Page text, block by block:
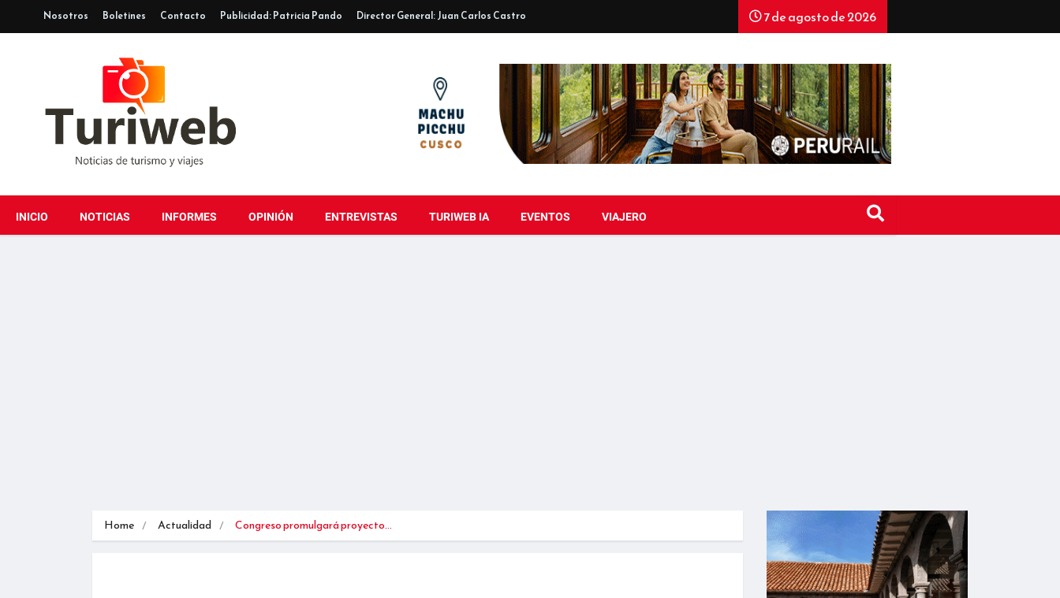
Nosotros Boletines Contacto Publicidad: Patricia Pando Director General: Juan Carlos Castro 7 de agosto de 2026
INICIO NOTICIAS INFORMES OPINIÓN ENTREVISTAS TURIWEB IA EVENTOS VIAJERO
Home Actualidad Congreso promulgará proyecto…